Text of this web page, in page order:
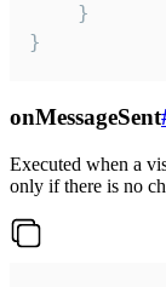
    }
}
onMessageSent
Executed when a
only if there is no